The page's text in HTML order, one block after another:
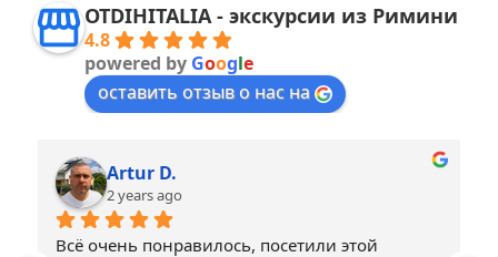
OTDIHITALIA - экскурсии из Римини
4.8
powered by Google
оставить отзыв о нас на
Artur D.
2 years ago
Всё очень понравилось, посетили этой